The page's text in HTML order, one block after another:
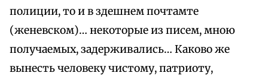
полиции, то и в здешнем почтамте
(женевском)… некоторые из писем, мною
получаемых, задерживались… Каково же
вынесть человеку чистому, патриоту,